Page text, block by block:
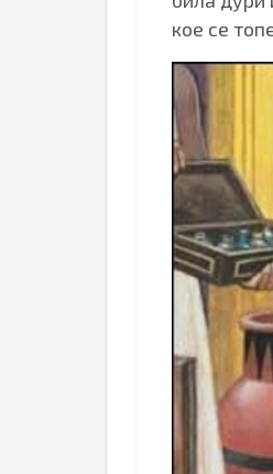
кое се